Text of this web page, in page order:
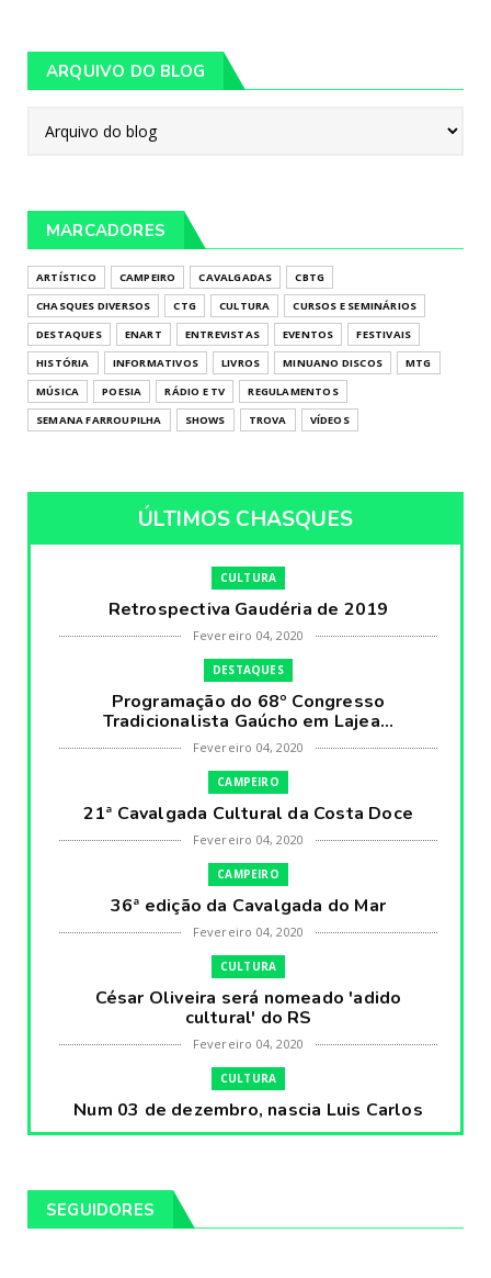
ARQUIVO DO BLOG
MARCADORES
ARTÍSTICO CAMPEIRO CAVALGADAS
CBTG
CHASQUES DIVERSOS
CTG CULTURA
CURSOS E SEMINÁRIOS
DESTAQUES
ENART ENTREVISTAS EVENTOS
FESTIVAIS
HISTÓRIA
INFORMATIVOS LIVROS MINUANO DISCOS
MTG
MÚSICA
POESIA RÁDIO E TV
REGULAMENTOS
SEMANA FARROUPILHA
SHOWS TROVA VÍDEOS
ÚLTIMOS CHASQUES
CULTURA
Retrospectiva Gaudéria de 2019
Fevereiro 04, 2020
DESTAQUES
Programação do 68º Congresso
Tradicionalista Gaúcho em Lajea...
Fevereiro 04, 2020
CAMPEIRO
21ª Cavalgada Cultural da Costa Doce
Fevereiro 04, 2020
CAMPEIRO
36ª edição da Cavalgada do Mar
Fevereiro 04, 2020
CULTURA
César Oliveira será nomeado 'adido
cultural' do RS
Fevereiro 04, 2020
CULTURA
Num 03 de dezembro, nascia Luis Carlos
Prestes, o Cavaleiro ...
Pintores da Temática Gauchesca - parte
SEGUIDORES